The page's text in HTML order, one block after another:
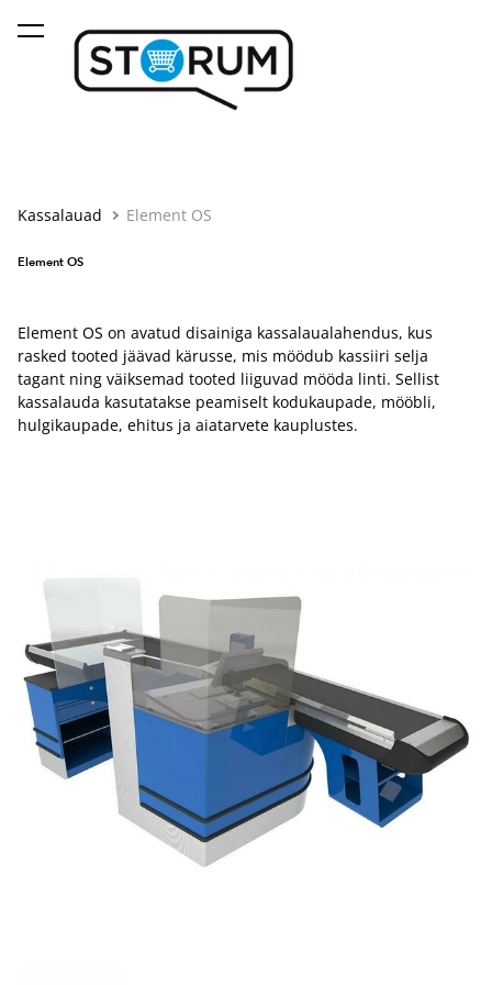
lisati ostukorvi. Vaata ostukorvi
Kassalauad Element OS
Element OS
Element OS on avatud disainiga kassalaualahendus, kus
rasked tooted jäävad kärusse, mis möödub kassiiri selja
tagant ning väiksemad tooted liiguvad mööda linti. Sellist
kassalauda kasutatakse peamiselt kodukaupade, mööbli,
hulgikaupade, ehitus ja aiatarvete kauplustes.